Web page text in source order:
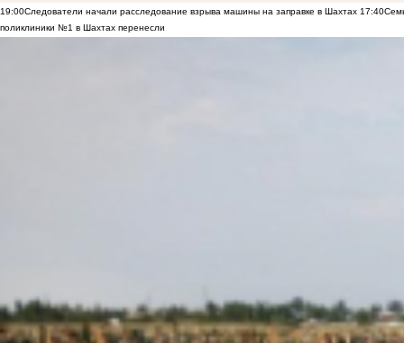
19:00Следователи начали расследование взрыва машины на заправке в Шахтах 17:40
поликлиники №1 в Шахтах перенесли